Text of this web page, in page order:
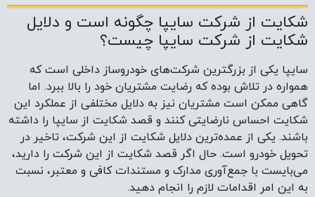
شکایت از شرکت سایپا چگونه است و دلایل
شکایت از شرکت سایپا چیست؟
سایپا یکی از بزرگترین شرکت‌های خودروساز داخلی است که
همواره در تلاش بوده که رضایت مشتریان خود را بالا ببرد. اما
گاهی ممکن است مشتریان نیز به دلایل مختلفی از عملکرد این
شکایت احساس نارضایتی کنند و قصد شکایت از سایپا را داشته
باشند. یکی از عمده‌ترین دلایل شکایت از این شرکت، تاخیر در
تحویل خودرو است. حال اگر قصد شکایت از این شرکت را دارید،
می‌بایست با جمع‌آوری مدارک و مستندات کافی و معتبر، نسبت
به این امر اقدامات لازم را انجام دهید.